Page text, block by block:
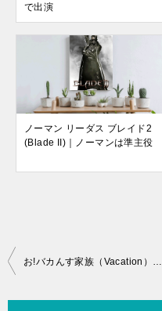
で出演
ノーマン リーダス ブレイド2
(Blade II)｜ノーマンは準主役
投
お!バカんす家族（Vacation）｜ノーマンの役はトラック運転手